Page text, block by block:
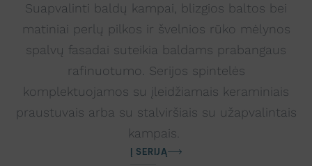
Suapvalinti baldų kampai, blizgios baltos bei
matiniai perlų pilkos ir švelnios rūko mėlynos
spalvų fasadai suteikia baldams prabangaus
rafinuotumo. Serijos spintelės
komplektuojamos su įleidžiamais keraminiais
praustuvais arba su stalviršiais su užapvalintais
kampais.
Į SERIJĄ